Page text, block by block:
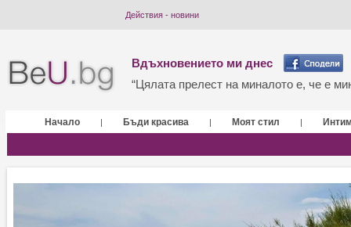
Действия - новини
Вдъхновението ми днес
“Цялата прелест на миналото е, че е
Начало | Бъди красива | Моят стил |